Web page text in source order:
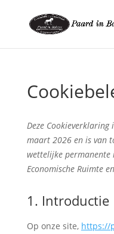
Deze
maart 2026 en is van
wettelijke permanente
Economische Ruimte
1. Introductie
Op onze site, https://